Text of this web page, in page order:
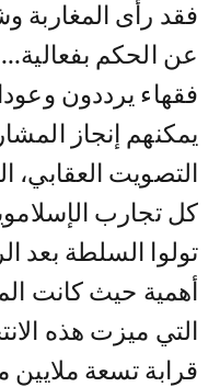
فقد رأى المغاربة
عن الحكم
فقهاء يرددون
يمكنهم إنجاز
التصويت
كل تجارب
تولوا السلطة بعد
أهمية حيث كانت
التي ميزت هذه
قرابة تسعة